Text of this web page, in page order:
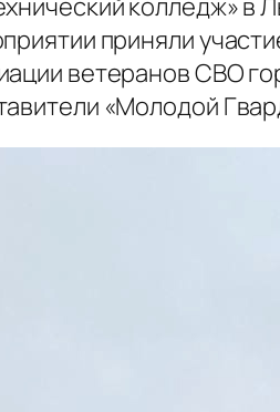
приняли
ветеранов СВО
«Молодой